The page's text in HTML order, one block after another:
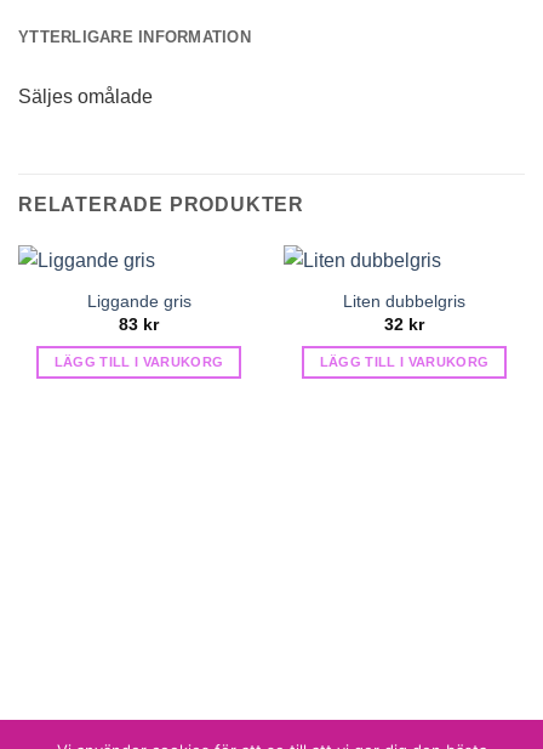
YTTERLIGARE INFORMATION
Säljes omålade
RELATERADE PRODUKTER
Liggande gris
83 kr
LÄGG TILL I VARUKORG
Liten dubbelgris
32 kr
LÄGG TILL I VARUKORG